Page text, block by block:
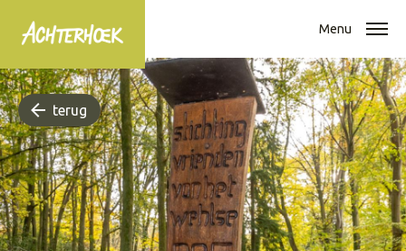
Menu
terug